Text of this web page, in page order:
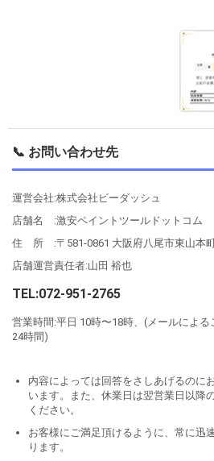
📞 お問い合わせ先
運営会社:株式会社ビーダッシュ
店舗名 :激安ペイントツールドットコム
住 所 :〒581-0861 大阪府八尾市東山本
店舗運営責任者:山田 裕也
TEL:072-951-2765
営業時間:平日 10時〜18時、(メールによ
24時間)
内容によっては回答をさしあげるのに
います。また、休業日は翌営業日以降
ください。
お客様にご満足頂けるように、常に迅
ります。